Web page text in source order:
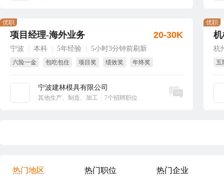
项目经理-海外业务
宁波 本科 5年经验 5小时3分钟前刷新
六险一金 包吃包住 项目奖 绩效奖
年终奖
宁波建林模具有限公司
其他生产、制造、加工 7个招聘职位
优职
20-30K
立即沟通
杭
五
优职
热门地区 热门职位 热门企业